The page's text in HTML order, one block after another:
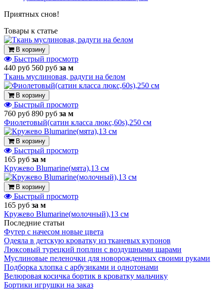
Приятных снов!
Товары к статье
В корзину
Быстрый просмотр
440 руб 560 руб за м
Ткань муслиновая, радуги на белом
В корзину
Быстрый просмотр
760 руб 890 руб за м
Фиолетовый(сатин класса люкс,60s),250 см
В корзину
Быстрый просмотр
165 руб за м
Кружево Blumarine(мята),13 см
В корзину
Быстрый просмотр
165 руб за м
Кружево Blumarine(молочный),13 см
Последние статьи
Футер с начесом новые цвета
Одеяла в детскую кроватку из тканевых купонов
Люксовый турецкий поплин с воздушными шарами
Муслиновые пеленочки для новорожденных своими руками
Подборка хлопка с арбузиками и однотонами
Велюровая косичка бортик в кроватку мальчику
Бортики игрушки на заказ